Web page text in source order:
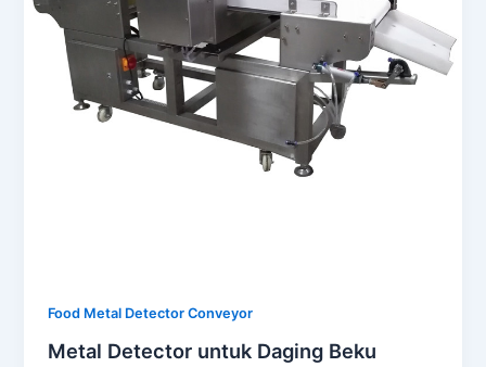
Food Metal Detector Conveyor
Metal Detector untuk Daging Beku